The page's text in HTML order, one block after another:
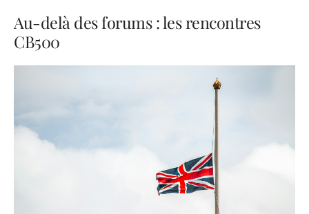
Au-delà des forums : les rencontres
CB500